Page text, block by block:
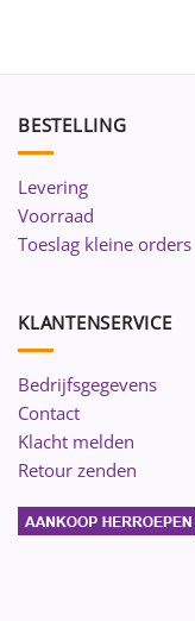
BESTELLING
Levering
Voorraad
Toeslag kleine orders
KLANTENSERVICE
Bedrijfsgegevens
Contact
Klacht melden
Retour zenden